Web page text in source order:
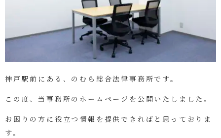
神戸駅前にある、のむら総合法律事務所です。
この度、当事務所のホームページを公開いたしました。
お困りの方に役立つ情報を提供できればと思って おりま
す。